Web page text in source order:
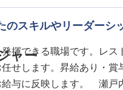
月30,000円）でU・Iター
自社施設の利用割引あり
目が開業予定。腰を据え
ャー
のスキルやリーダーシ
揮できる職場です。レス
せします。昇給あり・賞
与に反映します。 瀬戸